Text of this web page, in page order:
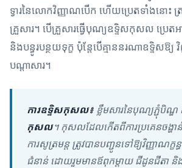
ទ្វារនៃលោកវិញ្ញាណបើក ហើយប្រេតទាំងនោះ
គ្រួសារ។ បើគ្រួសារធ្វើបុណ្យឧទ្ទិសកុសល ប្រ
និងបន្ធូរបន្ថយទុក្ខ ប៉ុន្តែបើគ្មាននរណាឧទ្ទិសឱ្យ
បណ្តាសារ។
ការឧទ្ទិសកុសល៖ ខ្លឹមសារនៃបុណ្យភ្ជុំបិណ្
កុសល។ កុសលដែលកើតពីការប្រគេនចង្ហា
ការសូត្រមន្ត ត្រូវបានបញ្ជូនទៅឱ្យវិញ្ញាណក្
ជំនាន់ ដោយរួមមានឪពុកម្តាយ ជីដូនជីតា និ